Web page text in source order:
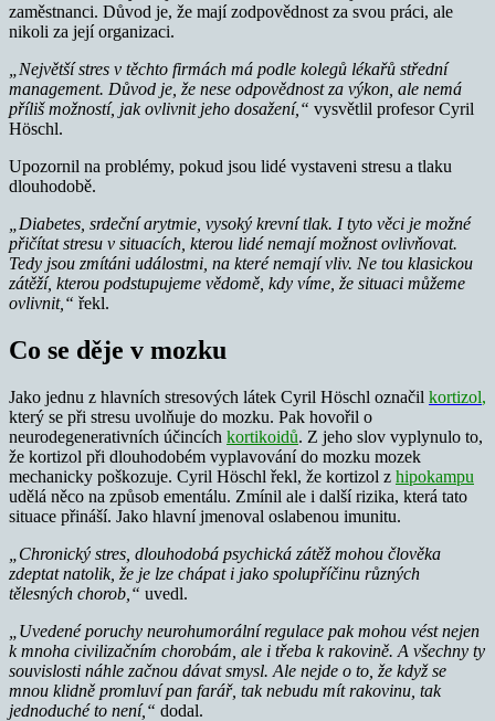
zaměstnanci. Důvod je, že mají zodpovědnost za svou práci, ale
nikoli za její organizaci.
„Největší stres v těchto firmách má podle kolegů lékařů střední
management. Důvod je, že nese odpovědnost za výkon, ale nemá
příliš možností, jak ovlivnit jeho dosažení,“ vysvětlil profesor Cyril
Höschl.
Upozornil na problémy, pokud jsou lidé vystaveni stresu a tlaku
dlouhodobě.
„Diabetes, srdeční arytmie, vysoký krevní tlak. I tyto věci je možné
přičítat stresu v situacích, kterou lidé nemají možnost ovlivňovat.
Tedy jsou zmítáni událostmi, na které nemají vliv. Ne tou klasickou
zátěží, kterou podstupujeme vědomě, kdy víme, že situaci můžeme
ovlivnit,“ řekl.
Co se děje v mozku
Jako jednu z hlavních stresových látek Cyril Höschl označil kortizol,
který se při stresu uvolňuje do mozku. Pak hovořil o
neurodegenerativních účincích kortikoidů. Z jeho slov vyplynulo to,
že kortizol při dlouhodobém vyplavování do mozku mozek
mechanicky poškozuje. Cyril Höschl řekl, že kortizol z hipokampu
udělá něco na způsob ementálu. Zmínil ale i další rizika, která tato
situace přináší. Jako hlavní jmenoval oslabenou imunitu.
„Chronický stres, dlouhodobá psychická zátěž mohou člověka
zdeptat natolik, že je lze chápat i jako spolupříčinu různých
tělesných chorob,“ uvedl.
„Uvedené poruchy neurohumorální regulace pak mohou vést nejen
k mnoha civilizačním chorobám, ale i třeba k rakovině. A všechny ty
souvislosti náhle začnou dávat smysl. Ale nejde o to, že když se
mnou klidně promluví pan farář, tak nebudu mít rakovinu, tak
jednoduché to není,“ dodal.